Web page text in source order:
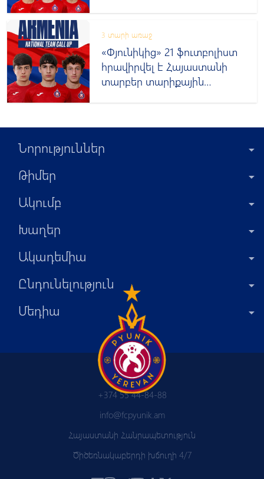
3 տարի առաջ
«Փյունիկից» 21 ֆուտբոլիստ
հրավիրվել է Հայաստանի
տարբեր տարիքային
Նորություններ
Թիմեր
Ակումբ
Խաղեր
Ակադեմիա
Ընդունելություն
Մեդիա
+374 55 44-84-88
info@fcpyunik.am
Հայաստանի Հանրապետություն
Ծիծեռնակաբերդի խճուղի 4/7